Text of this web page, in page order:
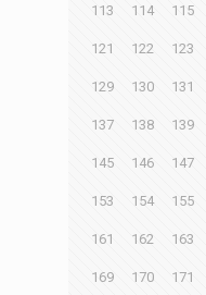
113 114 115
121 122 123
129 130 131
137 138 139
145 146 147
153 154 155
161 162 163
169 170 171